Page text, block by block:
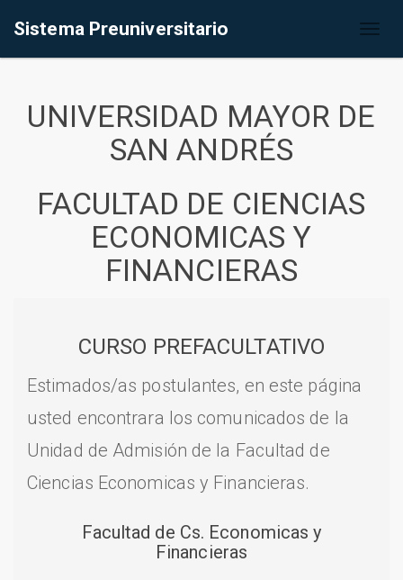
Sistema Preuniversitario
UNIVERSIDAD MAYOR DE
SAN ANDRÉS
FACULTAD DE CIENCIAS
ECONOMICAS Y
FINANCIERAS
CURSO PREFACULTATIVO
Estimados/as postulantes, en este página
usted encontrara los comunicados de la
Unidad de Admisión de la Facultad de
Ciencias Economicas y Financieras.
Facultad de Cs. Economicas y
Financieras